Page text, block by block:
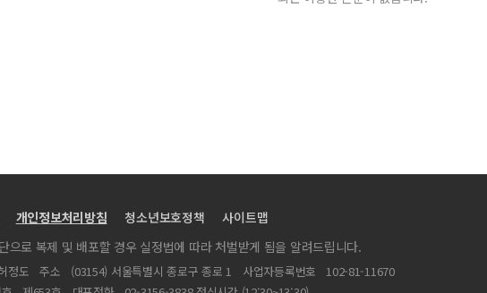
개인정보처리방침 청소년보호정책
사이트맵
으로 복제 및 배포할 경우 실정법에 따라 처벌받게 됨을 알려드립니다.
정도 주소 (03154) 서울특별시 종로구 종로 1 사업자등록번호
102-81-11670